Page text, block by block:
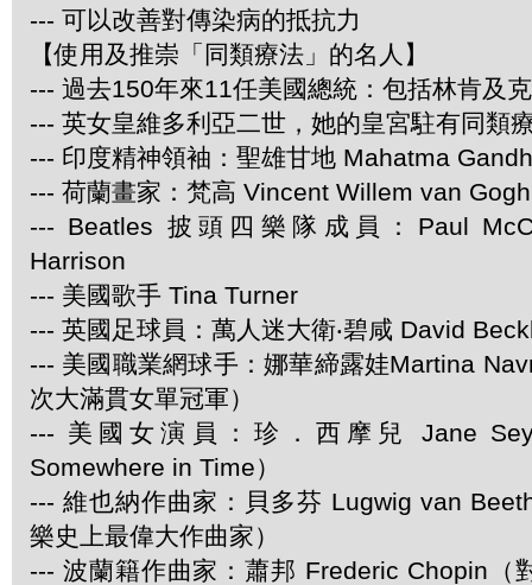
--- 可以改善對傳染病的抵抗力
【使用及推崇「同類療法」的名人】
--- 過去150年來11任美國總統：包括林肯及
--- 英女皇維多利亞二世，她的皇宮駐有同類
--- 印度精神領袖：聖雄甘地 Mahatma
--- 荷蘭畫家：梵高 Vincent Willem van Gogh
--- Beatles 披頭四樂隊成員：Paul
Harrison
--- 美國歌手 Tina Turner
--- 英國足球員：萬人迷大衛‧碧咸 David
--- 美國職業網球手：娜華締露娃Martina
次大滿貫女單冠軍）
--- 美國女演員：珍．西摩兒 Jane
Somewhere in Time）
--- 維也納作曲家：貝多芬 Lugwig van
樂史上最偉大作曲家）
--- 波蘭籍作曲家：蕭邦 Frederic Chopin（